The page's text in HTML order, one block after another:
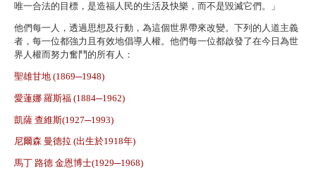
唯一合法的目標，是造福人民的生活及快樂，而不是毀滅它們。」
他們每一人，透過思想及行動，為這個世界帶來改變。下列的人道主義
者，每一位都強力且有效地倡導人權。他們每一位都啟發了在今日為世
界人權而努力奮鬥的所有人：
聖雄甘地 (1869─1948)
愛蓮娜 羅斯福 (1884─1962)
凱薩 查維斯(1927─1993)
尼爾森 曼德拉 (出生於1918年)
馬丁 路德 金恩博士(1929─1968)